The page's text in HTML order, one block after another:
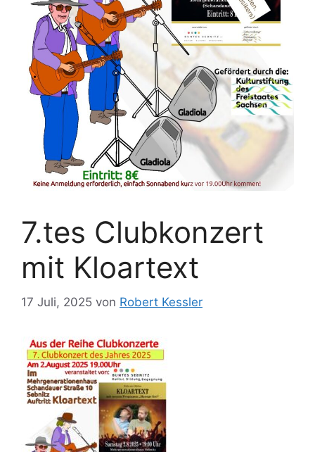
7.tes Clubkonzert
mit Kloartext
17 Juli, 2025 von Robert Kessler